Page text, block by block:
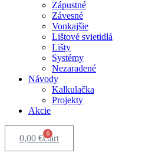
Zápustné
Závesné
Vonkajšie
Lištové svietidlá
Lišty
Systémy
Nezaradené
Návody
Kalkulačka
Projekty
Akcie
0,00 € 0
Cart